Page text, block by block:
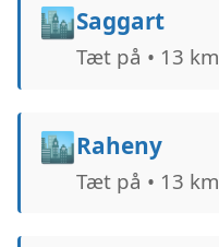
🏙️Saggart
Tæt på • 13 km
🏙️Raheny
Tæt på • 13 km